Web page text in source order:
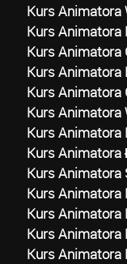
Kurs Animatora
Kurs Animatora
Kurs Animatora
Kurs Animatora
Kurs Animatora
Kurs Animatora
Kurs Animatora
Kurs Animatora
Kurs Animatora
Kurs Animatora
Kurs Animatora
Kurs Animatora
Kurs Animatora